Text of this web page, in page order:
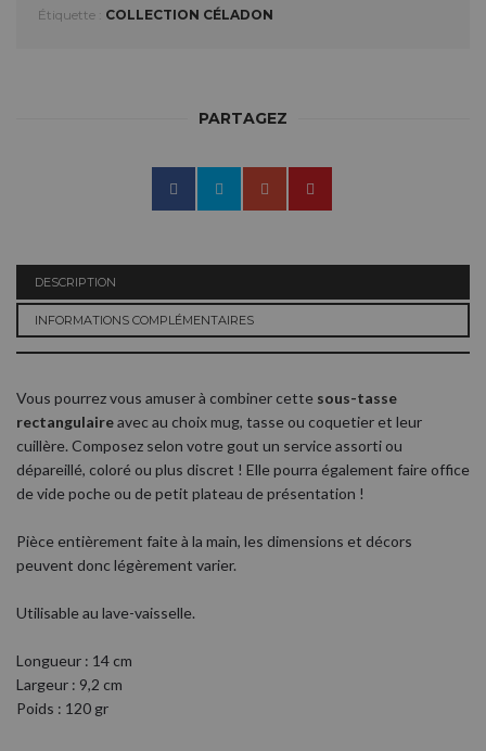
Étiquette : COLLECTION CÉLADON
PARTAGEZ
DESCRIPTION
INFORMATIONS COMPLÉMENTAIRES
Vous pourrez vous amuser à combiner cette sous-tasse
rectangulaireavec au choix mug, tasse ou coquetier et leur
cuillère. Composez selon votre gout un service assorti ou
dépareillé, coloré ou plus discret ! Elle pourra également faire office
de vide poche ou de petit plateau de présentation !
Pièce entièrement faite à la main, les dimensions et décors
peuvent donc légèrement varier.
Utilisable au lave-vaisselle.
Longueur : 14 cm
Largeur : 9,2 cm
Poids : 120 gr